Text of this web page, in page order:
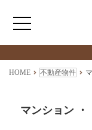
HOME
HOME 不動産物件
マンション ・